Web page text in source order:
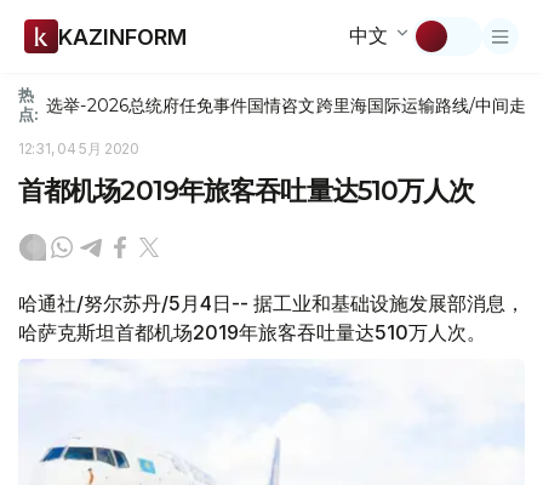
KAZINFORM 中文
热
点: 选举-2026总统府任免事件国情咨文跨里海国际运输路线/中间走廊
12:31, 04 5月 2020
首都机场2019年旅客吞吐量达510万人次
哈通社/努尔苏丹/5月4日-- 据工业和基础设施发展部消息，
哈萨克斯坦首都机场2019年旅客吞吐量达510万人次。